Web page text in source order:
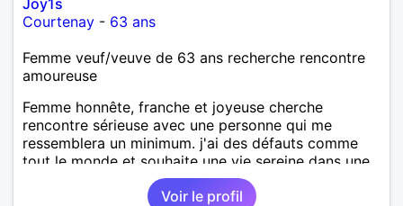
Courtenay - 63 ans
Femme veuf/veuve de 63 ans recherche rencontre
amoureuse
Femme honnête, franche et joyeuse cherche
rencontre sérieuse avec une personne qui me
ressemblera un minimum. j'ai des défauts comme
tout le monde et souhaite une vie sereine dans une
relation sur du long terme.
Voir le profil